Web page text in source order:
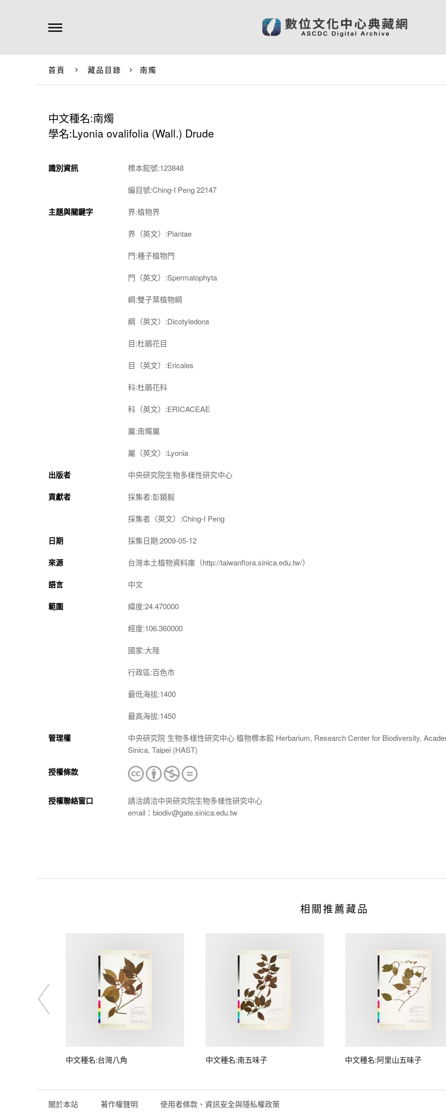
首頁 藏品目錄 南燭
中文種名:南燭
學名:Lyonia ovalifolia (Wall.) Drude
識別資訊 標本館號:123848
編目號:Ching-I Peng 22147
主題與關鍵字 界:植物界
界（英文）:Plantae
門:種子植物門
門（英文）:Spermatophyta
綱:雙子葉植物綱
綱（英文）:Dicotyledons
目:杜鵑花目
目（英文）:Ericales
科:杜鵑花科
科（英文）:ERICACEAE
屬:南燭屬
屬（英文）:Lyonia
出版者 中央研究院生物多樣性研究中心
貢獻者 採集者:彭鏡毅
採集者（英文）:Ching-I Peng
日期 採集日期:2009-05-12
來源 台灣本土植物資料庫（http://taiwanflora.sinica.edu.tw/）
語言 中文
範圍 緯度:24.470000
經度:106.360000
國家:大陸
行政區:百色市
最低海拔:1400
最高海拔:1450
管理權
中央研究院 生物多樣性研究中心 植物標本館 Herbarium, Research Center for Biodiversity,
Sinica, Taipei (HAST)
授權條款
授權聯絡窗口
請洽請洽中央研究院生物多樣性研究中心
email：biodiv@gate.sinica.edu.tw
相關推薦藏品
中文種名:台灣八角 中文種名:南五味子 中文種名:阿里山五味子
關於本站 著作權聲明 使用者條款、資訊安全與隱私權政策